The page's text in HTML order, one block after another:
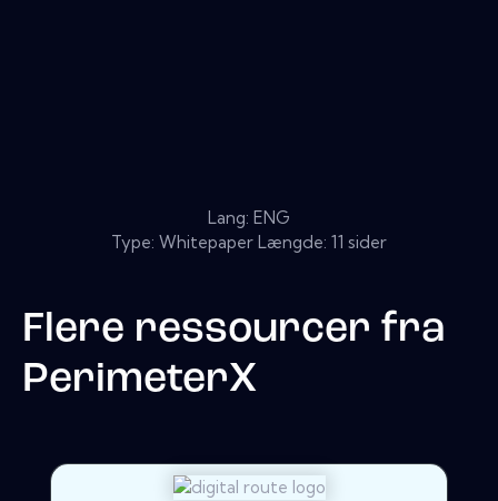
Lang: ENG
Type: Whitepaper Længde: 11 sider
Flere ressourcer fra
PerimeterX